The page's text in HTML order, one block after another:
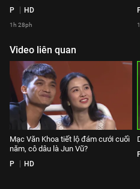
P HD
1h 28ph
Video liên quan
Mạc Văn Khoa tiết lộ đám cưới cuối
năm, cô dâu là Jun Vũ?
P HD